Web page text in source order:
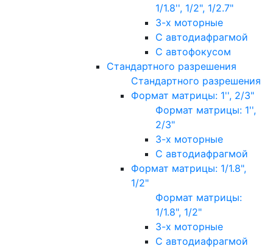
1/1.8'', 1/2", 1/2.7"
3-х моторные
С автодиафрагмой
С автофокусом
Стандартного разрешения
Стандартного разрешения
Формат матрицы: 1'', 2/3"
Формат матрицы: 1'',
2/3"
3-х моторные
С автодиафрагмой
Формат матрицы: 1/1.8",
1/2"
Формат матрицы:
1/1.8", 1/2"
3-х моторные
С автодиафрагмой